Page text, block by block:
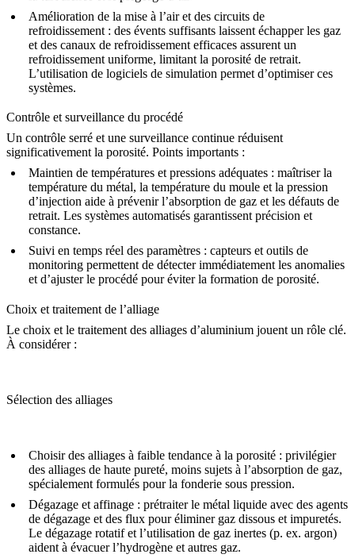
Amélioration de la mise à l’air et des circuits de
refroidissement : des évents suffisants laissent échapper les gaz
et des canaux de refroidissement efficaces assurent un
refroidissement uniforme, limitant la porosité de retrait.
L’utilisation de logiciels de simulation permet d’optimiser ces
systèmes.
Contrôle et surveillance du procédé
Un contrôle serré et une surveillance continue réduisent
significativement la porosité. Points importants :
Maintien de températures et pressions adéquates : maîtriser la
température du métal, la température du moule et la pression
d’injection aide à prévenir l’absorption de gaz et les défauts de
retrait. Les systèmes automatisés garantissent précision et
constance.
Suivi en temps réel des paramètres : capteurs et outils de
monitoring permettent de détecter immédiatement les anomalies
et d’ajuster le procédé pour éviter la formation de porosité.
Choix et traitement de l’alliage
Le choix et le traitement des alliages d’aluminium jouent un rôle clé.
À considérer :
Sélection des alliages
Choisir des alliages à faible tendance à la porosité : privilégier
des alliages de haute pureté, moins sujets à l’absorption de gaz,
spécialement formulés pour la fonderie sous pression.
Dégazage et affinage : prétraiter le métal liquide avec des agents
de dégazage et des flux pour éliminer gaz dissous et impuretés.
Le dégazage rotatif et l’utilisation de gaz inertes (p. ex. argon)
aident à évacuer l’hydrogène et autres gaz.